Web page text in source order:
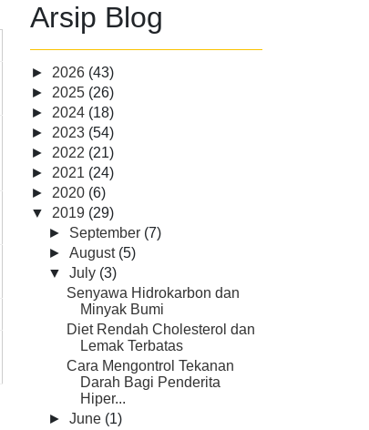
Arsip Blog
► 2026 (43)
► 2025 (26)
► 2024 (18)
► 2023 (54)
► 2022 (21)
► 2021 (24)
► 2020 (6)
▼ 2019 (29)
► September (7)
►August (5)
▼July (3)
Senyawa Hidrokarbon dan
Minyak Bumi
Diet Rendah Cholesterol dan
Lemak Terbatas
Cara Mengontrol Tekanan
Darah Bagi Penderita
Hiper...
►June (1)